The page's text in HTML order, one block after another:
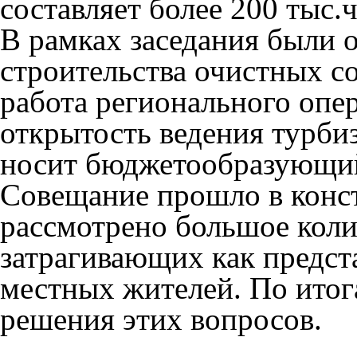
составляет более 200
В рамках заседания были
строительства очистных
работа регионального
открытость ведения
носит
Совещание прошло в
рассмотрено большое
затрагивающих как
местных жителей. По
решения этих вопросов.